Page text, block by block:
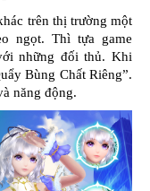
trên thị trường một
ngọt. Thì tựa game
những đối thủ. Khi
Bùng Chất Riêng”.
năng động.